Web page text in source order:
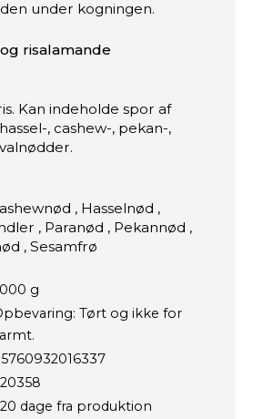
under kogningen.
risalamande
Kan indeholde spor af
, cashew-, pekan-,
, Hasselnød ,
, Paranød , Pekannød ,
, Sesamfrø
g
Tørt og ikke for
dage fra produktion